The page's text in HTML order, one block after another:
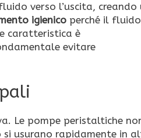
verso l’uscita, creando
igienico perché il fluido
caratteristica è
evitare
Le pompe peristaltiche
si usurano rapidamente in